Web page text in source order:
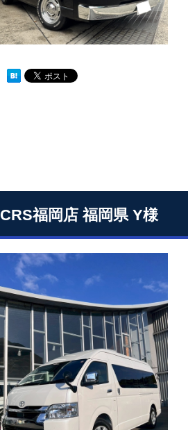
CRS福岡店 福岡県 Y様